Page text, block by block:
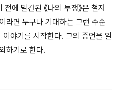
에 발간된 《나의 투쟁》은 철저
라면 누구나 기대하는 그런 수순
야기를 시작한다. 그의 증언을 얼
하기로 한다.